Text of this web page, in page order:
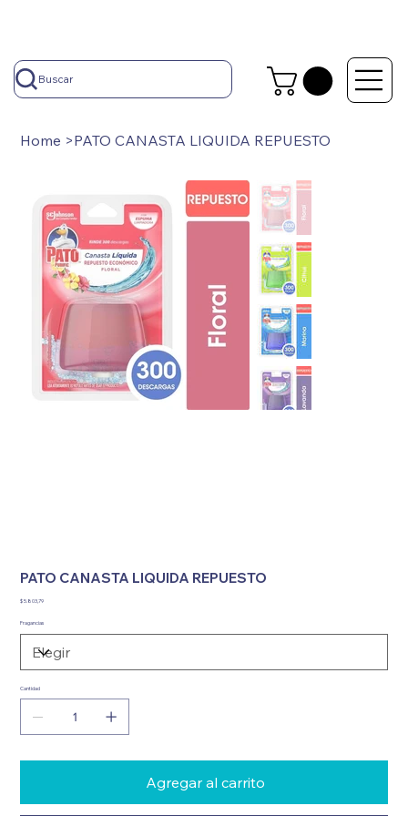
Buscar
Home >PATO CANASTA LIQUIDA REPUESTO
PATO CANASTA LIQUIDA REPUESTO
Precio
$ 5.803,79
Fragancias
Cantidad
Agregar al carrito